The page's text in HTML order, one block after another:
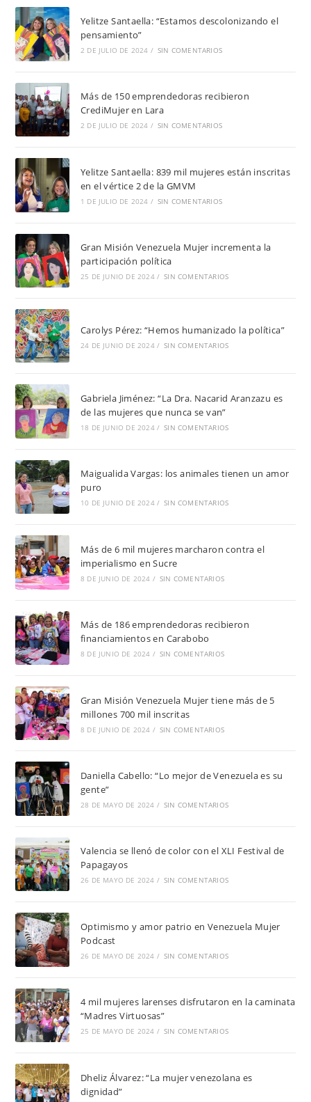
Yelitze Santaella: “Estamos descolonizando el
pensamiento”
2 DE JULIO DE 2024 / SIN COMENTARIOS
Más de 150 emprendedoras recibieron
CrediMujer en Lara
2 DE JULIO DE 2024 / SIN COMENTARIOS
Yelitze Santaella: 839 mil mujeres están inscritas
en el vértice 2 de la GMVM
1 DE JULIO DE 2024 / SIN COMENTARIOS
Gran Misión Venezuela Mujer incrementa la
participación política
25 DE JUNIO DE 2024 / SIN COMENTARIOS
Carolys Pérez: “Hemos humanizado la política”
24 DE JUNIO DE 2024 / SIN COMENTARIOS
Gabriela Jiménez: “La Dra. Nacarid Aranzazu es
de las mujeres que nunca se van”
18 DE JUNIO DE 2024 / SIN COMENTARIOS
Maigualida Vargas: los animales tienen un amor
puro
10 DE JUNIO DE 2024 / SIN COMENTARIOS
Más de 6 mil mujeres marcharon contra el
imperialismo en Sucre
8 DE JUNIO DE 2024 / SIN COMENTARIOS
Más de 186 emprendedoras recibieron
financiamientos en Carabobo
8 DE JUNIO DE 2024 / SIN COMENTARIOS
Gran Misión Venezuela Mujer tiene más de 5
millones 700 mil inscritas
8 DE JUNIO DE 2024 / SIN COMENTARIOS
Daniella Cabello: “Lo mejor de Venezuela es su
gente”
28 DE MAYO DE 2024 / SIN COMENTARIOS
Valencia se llenó de color con el XLI Festival de
Papagayos
26 DE MAYO DE 2024 / SIN COMENTARIOS
Optimismo y amor patrio en Venezuela Mujer
Podcast
26 DE MAYO DE 2024 / SIN COMENTARIOS
4 mil mujeres larenses disfrutaron en la caminata
“Madres Virtuosas”
25 DE MAYO DE 2024 / SIN COMENTARIOS
Dheliz Álvarez: “La mujer venezolana es
dignidad”